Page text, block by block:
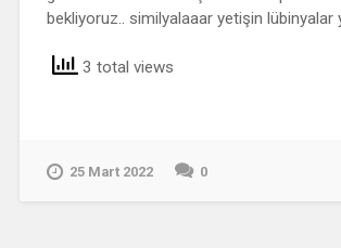
bekliyoruz.. similyalaaar yetişin lübinyalar
3 total views
25 Mart 2022 0